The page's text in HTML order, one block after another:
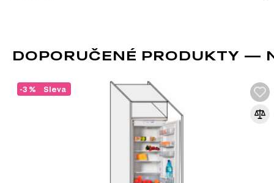
DOPORUČENÉ PRODUKTY —
Sleva
-3 %